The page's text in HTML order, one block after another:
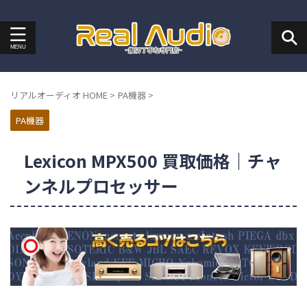
リアルオーディオ HOME > PA機器 >
PA機器
Lexicon MPX500 買取価格｜チャ
ンネルプロセッサー